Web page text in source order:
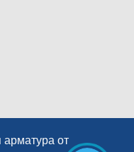
арматура от